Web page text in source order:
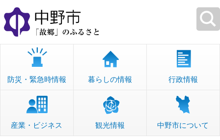
本
文
へ
移
防災・緊急時情報 暮らしの情報 行政情報
産業・ビジネス 観光情報 中野市について